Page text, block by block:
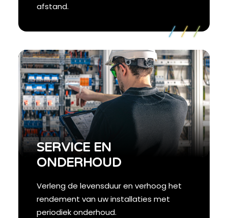
afstand.
SERVICE EN
ONDERHOUD
Verleng de levensduur en verhoog het
rendement van uw installaties met
periodiek onderhoud.